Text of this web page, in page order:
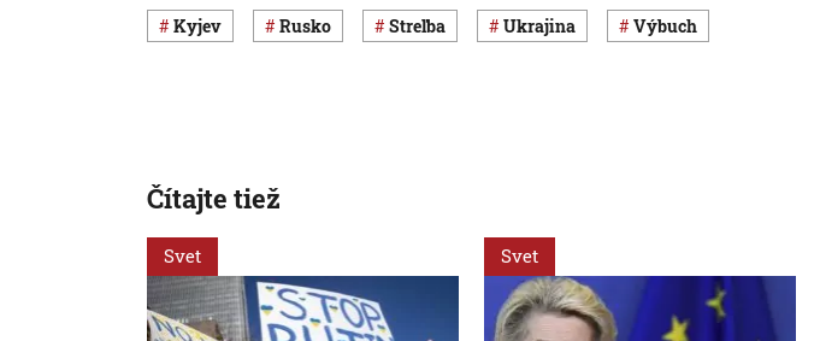
Kyjev Rusko streľba Ukrajina výbuch
Čítajte tiež
Svet Svet